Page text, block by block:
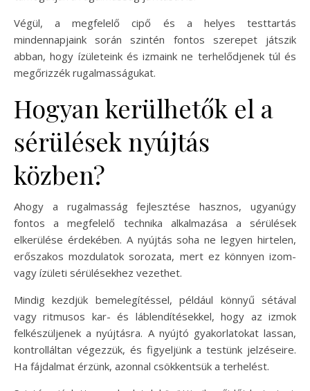
Végül, a megfelelő cipő és a helyes testtartás
mindennapjaink során szintén fontos szerepet játszik
abban, hogy ízületeink és izmaink ne terhelődjenek túl és
megőrizzék rugalmasságukat.
Hogyan kerülhetők el a
sérülések nyújtás
közben?
Ahogy a rugalmasság fejlesztése hasznos, ugyanúgy
fontos a megfelelő technika alkalmazása a sérülések
elkerülése érdekében. A nyújtás soha ne legyen hirtelen,
erőszakos mozdulatok sorozata, mert ez könnyen izom-
vagy ízületi sérülésekhez vezethet.
Mindig kezdjük bemelegítéssel, például könnyű sétával
vagy ritmusos kar- és láblendítésekkel, hogy az izmok
felkészüljenek a nyújtásra. A nyújtó gyakorlatokat lassan,
kontrolláltan végezzük, és figyeljünk a testünk jelzéseire.
Ha fájdalmat érzünk, azonnal csökkentsük a terhelést.